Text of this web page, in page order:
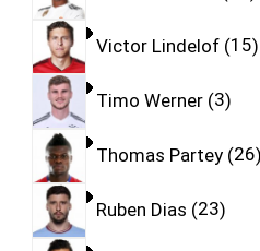
Victor Lindelof 15
Timo Werner 3
Thomas Partey 26
Ruben Dias 23